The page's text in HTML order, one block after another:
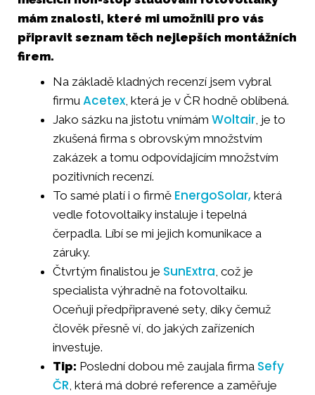
mám znalosti, které mi umožnili pro vás
připravit seznam těch nejlepších montážních
firem.
Na základě kladných recenzí jsem vybral
firmu Acetex, která je v ČR hodně oblíbená.
Jako sázku na jistotu vnímám Woltair, je to
zkušená firma s obrovským množstvím
zakázek a tomu odpovídajícím množstvím
pozitivních recenzí.
To samé platí i o firmě EnergoSolar, která
vedle fotovoltaiky instaluje i tepelná
čerpadla. Líbí se mi jejich komunikace a
záruky.
Čtvrtým finalistou je SunExtra, což je
specialista výhradně na fotovoltaiku.
Oceňuji předpřipravené sety, díky čemuž
člověk přesně ví, do jakých zařízeních
investuje.
Tip: Poslední dobou mě zaujala firma Sefy
ČR, která má dobré reference a zaměřuje